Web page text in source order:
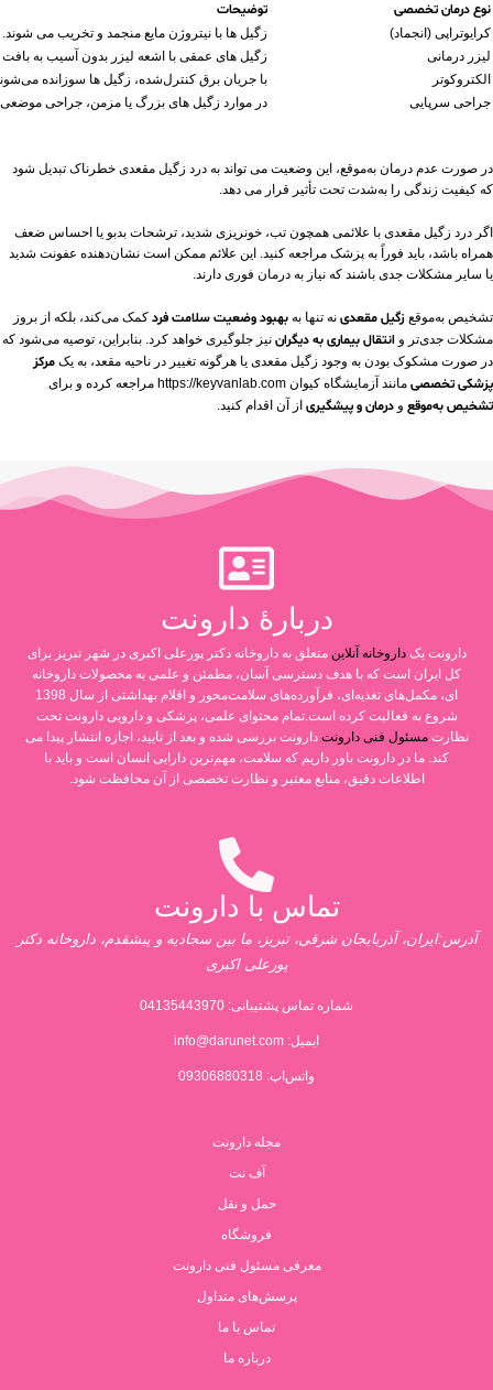
نوع درمان تخصصی توضیحات
کرایوتراپی (انجماد)
زگیل ‌ها با نیتروژن مایع منجمد و تخریب می‌ شوند.
لیزر درمانی
زگیل‌ های عمقی با اشعه لیزر بدون آسیب به
الکتروکوتر
با جریان برق کنترل‌شده، زگیل‌ ها سوزانده
جراحی سرپایی
در موارد زگیل ‌های بزرگ یا مزمن، جراحی
در صورت عدم درمان به‌موقع، این وضعیت می ‌تواند به درد زگیل مقعدی خطرناک تبدیل شود
که کیفیت زندگی را به‌شدت تحت تأثیر قرار می ‌دهد.
اگر درد زگیل مقعدی با علائمی همچون تب، خونریزی شدید، ترشحات بدبو یا احساس ضعف
همراه باشد، باید فوراً به پزشک مراجعه کنید. این علائم ممکن است نشان‌دهنده عفونت شدید
یا سایر مشکلات جدی باشند که نیاز به درمان فوری دارند.
تشخیص به‌موقع زگیل مقعدی نه تنها به بهبود وضعیت سلامت فرد کمک می‌کند، بلکه از بروز
مشکلات جدی‌تر و انتقال بیماری به دیگران نیز جلوگیری خواهد کرد. بنابراین، توصیه می‌شود که
در صورت مشکوک بودن به وجود زگیل مقعدی یا هرگونه تغییر در ناحیه مقعد، به یک مرکز
پزشکی تخصصی مانند آزمایشگاه کیوان https://keyvanlab.com مراجعه کرده و برای
تشخیص به‌موقع و درمان و پیشگیری از آن اقدام کنید.
دربارۀ دارونت
دارونت یکداروخانه آنلاین متعلق به داروخانه دکتر پورعلی اکبری در شهر تبریز برای
کل ایران است که با هدف دسترسی آسان، مطمئن و علمی به محصولات داروخانه
ای، مکمل‌های تغذیه‌ای، فرآورده‌های سلامت‌محور و اقلام بهداشتی از سال 1398
شروع به فعالیت کرده است.تمام محتوای علمی، پزشکی و دارویی دارونت تحت
نظارتمسئول فنی دارونت دارونت بررسی شده و بعد از تایید، اجازه انتشار پیدا می
کند. ما در دارونت باور داریم که سلامت، مهم‌ترین دارایی انسان است و باید با
اطلاعات دقیق، منابع معتبر و نظارت تخصصی از آن محافظت شود.
تماس با دارونت
آدرس:ایران، آذربایجان شرقی، تبریز، ما بین سجادیه و پیشقدم، داروخانه دکتر
پورعلی اکبری
شماره تماس پشتیبانی: 04135443970
ایمیل: info@darunet.com
واتس‌اپ: 09306880318
مجله دارونت
آف نت
حمل و نقل
فروشگاه
معرفی مسئول فنی دارونت
پرسش‌های متداول
تماس با ما
درباره ما